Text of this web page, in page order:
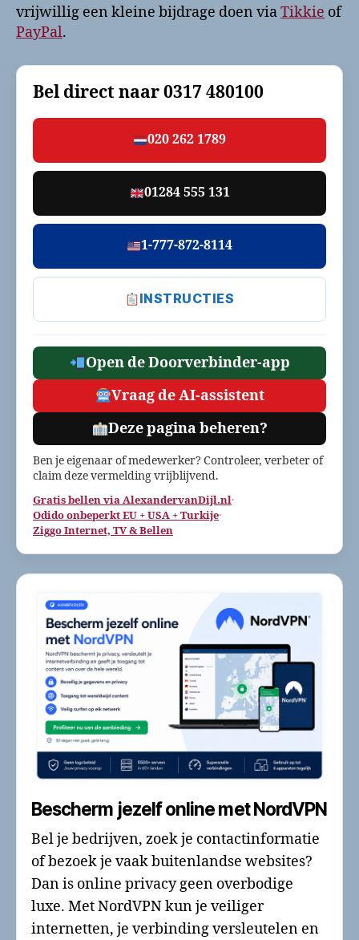
vrijwillig een kleine bijdrage doen viaTikkie of
PayPal.
Bel direct naar0317 480100
020 262 1789
01284 555 131
1-777-872-8114
INSTRUCTIES
Open de Doorverbinder-app
Vraag de AI-assistent
Deze pagina beheren?
Ben je eigenaar of medewerker? Controleer, verbeter of
claim deze vermelding vrijblijvend.
Gratis bellen via AlexandervanDijl.nl·
Odido onbeperkt EU + USA + Turkije·
Ziggo Internet, TV & Bellen
Bescherm jezelf online met NordVPN
Bel je bedrijven, zoek je contactinformatie
of bezoek je vaak buitenlandse websites?
Dan is online privacy geen overbodige
luxe. Met NordVPN kun je veiliger
internetten, je verbinding versleutelen en